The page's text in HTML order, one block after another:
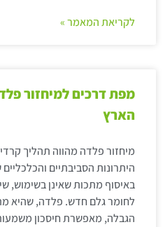
לקריאת המאמר »
מפת דרכים למיחזור
הארץ
מיחזור פלדה מהווה תהליך
היתרונות הסביבתיים
באיסוף מתכות שאינן בשימוש,
לחומר גלם חדש. פלדה, שהיא
הגבלה, מאפשרת חיסכון